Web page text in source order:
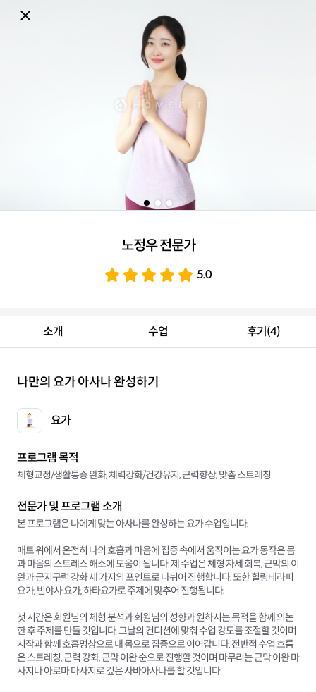
소개 수업 후기(4)
나만의 요가 아사나 완성하기
요가
프로그램 목적
체형교정/생활통증 완화, 체력강화/건강유지, 근력향상, 맞춤 스트레칭
전문가 및 프로그램 소개
본 프로그램은 나에게 맞는 아사나를 완성하는 요가 수업입니다.
매트 위에서 온전히 나의 호흡과 마음에 집중 속에서 움직이는 요가 동작은 몸
과 마음의 스트레스 해소에 도움이 됩니다. 제 수업은 체형 자세 회복, 근막의 이
완과 근지구력 강화 세 가지의 포인트로 나뉘어 진행합니다. 또한 힐링테라피
요가, 빈야사 요가, 하타요가로 주제에 맞추어 진행됩니다.
첫 시간은 회원님의 체형 분석과 회원님의 성향과 원하시는 목적을 함께 의논
한 후 주제를 만들 것입니다. 그날의 컨디션에 맞춰 수업 강도를 조절할 것이며
시작과 함께 호흡명상으로 내 몸으로 집중으로 이어갑니다. 전반적 수업 흐름
은 스트레칭, 근력 강화, 근막 이완 순으로 진행할 것이며 마무리는 근막 이완 마
사지나 아로마 마사지로 깊은 사바아사나를 할 것입니다.
노정우 전문가
5.0